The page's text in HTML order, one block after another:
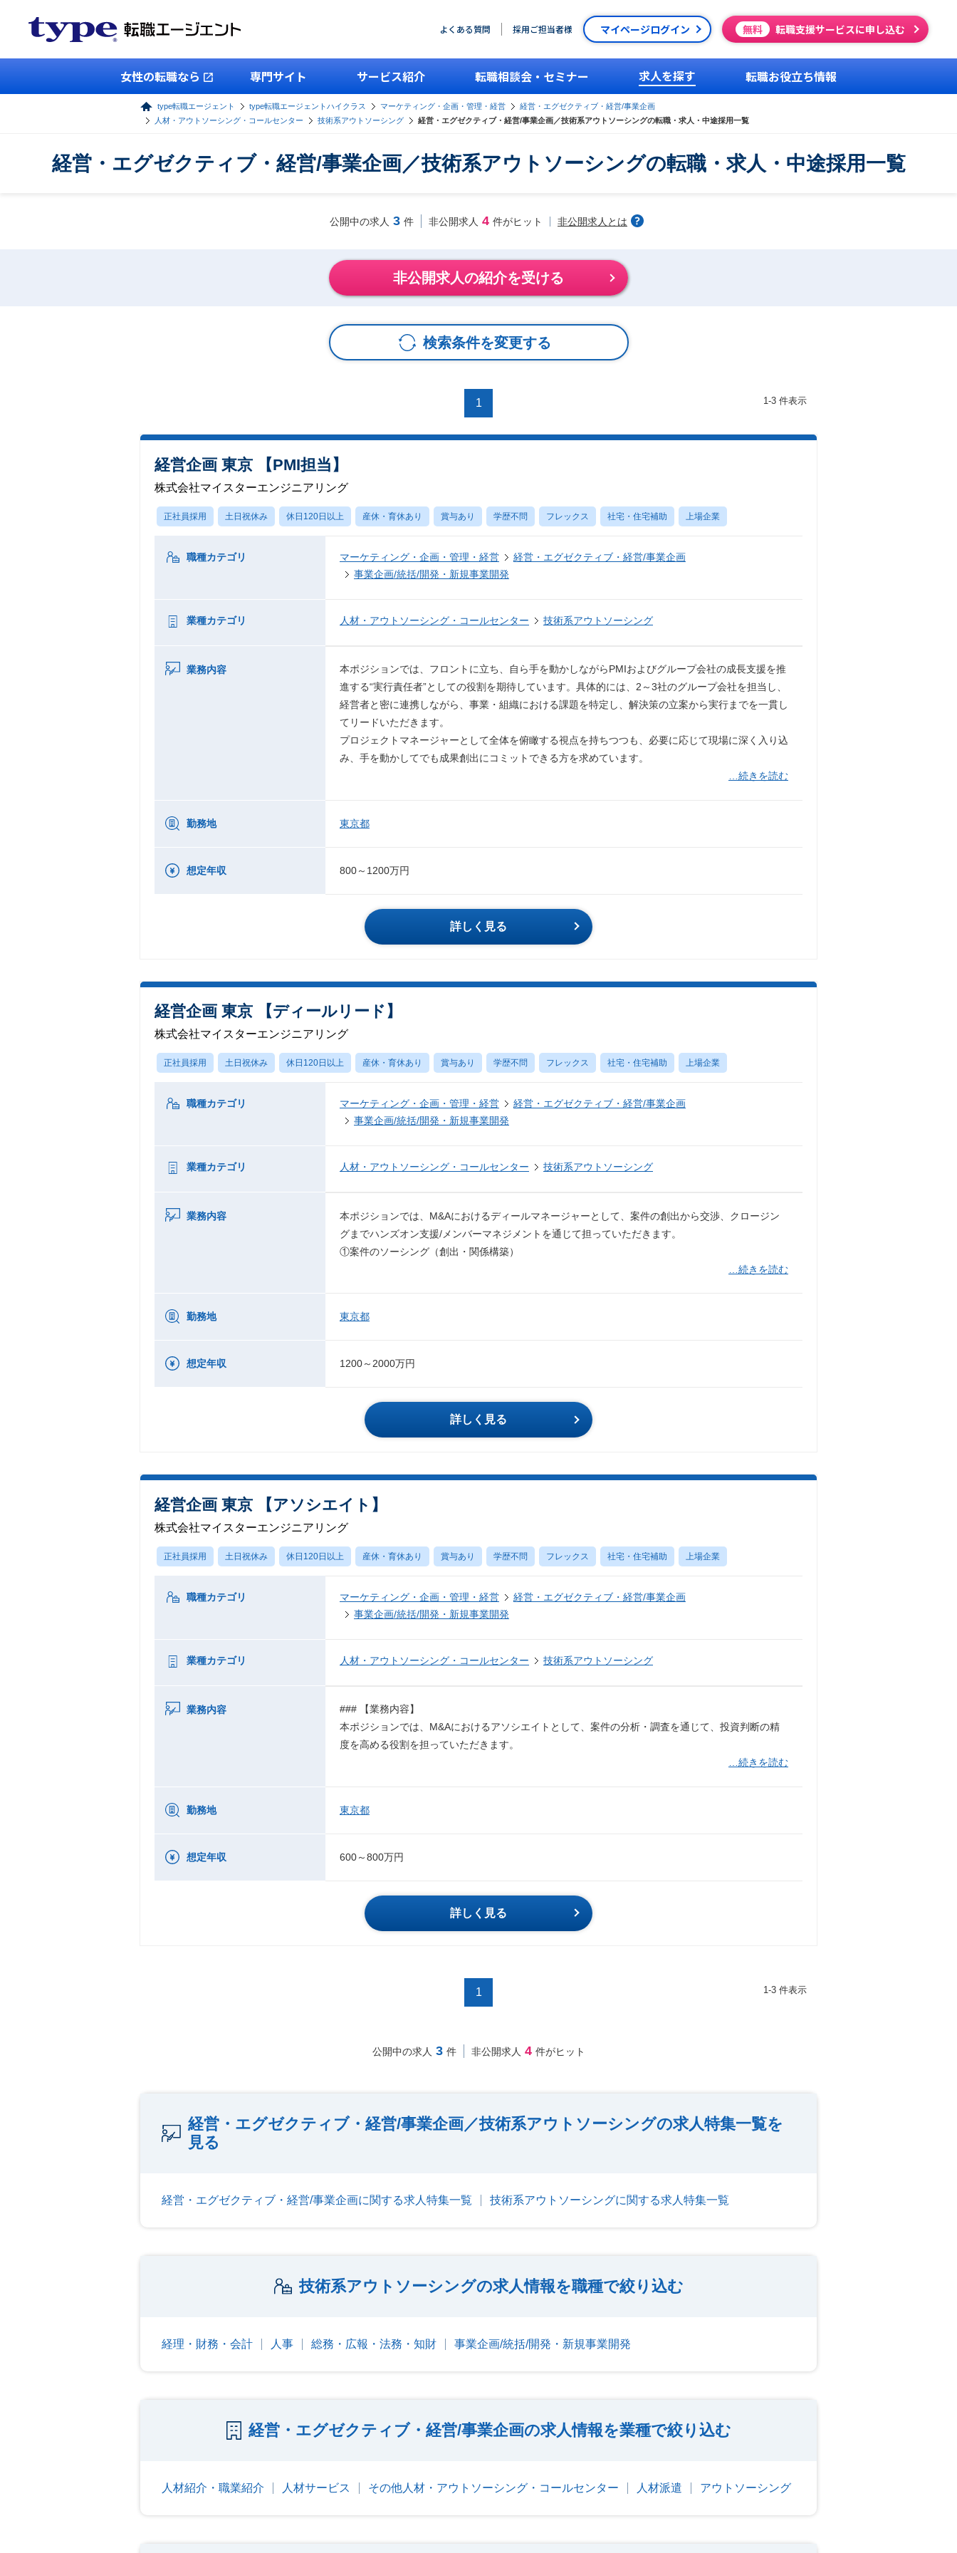
よくある質問 採用ご担当者様 マイページログイン 無料 転職支援サービスに申し込む
女性の転職なら 専門サイト サービス紹介 転職相談会・セミナー 求人を探す 転職お役立ち情報
type転職エージェント type転職エージェントハイクラス マーケティング・企画・管理・経営
経営・エグゼクティブ・経営/事業企画
人材・アウトソーシング・コールセンター
技術系アウトソーシング 経営・エグゼクティブ・経営/事業企画／技術系アウトソーシングの転職・求人・中途採用一覧
経営・エグゼクティブ・経営/事業企画／技術系アウトソーシングの転職・求人・中途採用一覧
公開中の求人 3 件 非公開求人 4 件がヒット 非公開求人とは
非公開求人の紹介を受ける
検索条件を変更する
1 1-3 件表示
経営企画 東京 【PMI担当】
株式会社マイスターエンジニアリング
正社員採用 土日祝休み 休日120日以上 産休・育休あり 賞与あり 学歴不問 フレックス 社宅・住宅補助 上場企業
職種カテゴリ マーケティング・企画・管理・経営
経営・エグゼクティブ・経営/事業企画
事業企画/統括/開発・新規事業開発
業種カテゴリ 人材・アウトソーシング・コールセンター 技術系アウトソーシング
業務内容
本ポジションでは、フロントに立ち、自ら手を動かしながらPMIおよびグループ会社の成長支援を推
進する“実行責任者”としての役割を期待しています。具体的には、2～3社のグループ会社を担当し、
経営者と密に連携しながら、事業・組織における課題を特定し、解決策の立案から実行までを一貫し
てリードいただきます。
プロジェクトマネージャーとして全体を俯瞰する視点を持ちつつも、必要に応じて現場に深く入り込
み、手を動かしてでも成果創出にコミットできる方を求めています。
…続きを読む
勤務地 東京都
想定年収 800～1200万円
詳しく見る
経営企画 東京 【ディールリード】
株式会社マイスターエンジニアリング
正社員採用 土日祝休み 休日120日以上 産休・育休あり 賞与あり 学歴不問 フレックス 社宅・住宅補助 上場企業
職種カテゴリ マーケティング・企画・管理・経営
経営・エグゼクティブ・経営/事業企画
事業企画/統括/開発・新規事業開発
業種カテゴリ 人材・アウトソーシング・コールセンター 技術系アウトソーシング
業務内容
本ポジションでは、M&Aにおけるディールマネージャーとして、案件の創出から交渉、クロージン
グまでハンズオン支援/メンバーマネジメントを通じて担っていただきます。
①案件のソーシング（創出・関係構築）
…続きを読む
勤務地 東京都
想定年収 1200～2000万円
詳しく見る
経営企画 東京 【アソシエイト】
株式会社マイスターエンジニアリング
正社員採用 土日祝休み 休日120日以上 産休・育休あり 賞与あり 学歴不問 フレックス 社宅・住宅補助 上場企業
職種カテゴリ マーケティング・企画・管理・経営
経営・エグゼクティブ・経営/事業企画
事業企画/統括/開発・新規事業開発
業種カテゴリ 人材・アウトソーシング・コールセンター 技術系アウトソーシング
業務内容
### 【業務内容】
本ポジションでは、M&Aにおけるアソシエイトとして、案件の分析・調査を通じて、投資判断の精
度を高める役割を担っていただきます。
…続きを読む
勤務地 東京都
想定年収 600～800万円
詳しく見る
1 1-3 件表示
公開中の求人 3 件 非公開求人 4 件がヒット
経営・エグゼクティブ・経営/事業企画／技術系アウトソーシングの求人特集一覧を
見る
経営・エグゼクティブ・経営/事業企画に関する求人特集一覧 技術系アウトソーシングに関する求人特集一覧
技術系アウトソーシングの求人情報を職種で絞り込む
経理・財務・会計 人事 総務・広報・法務・知財 事業企画/統括/開発・新規事業開発
経営・エグゼクティブ・経営/事業企画の求人情報を業種で絞り込む
人材紹介・職業紹介 人材サービス その他人材・アウトソーシング・コールセンター 人材派遣 アウトソーシング